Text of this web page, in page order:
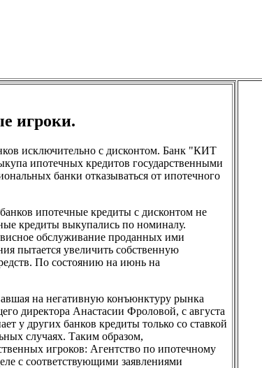
игроки.
исключительно с дисконтом. Банк "КИТ
ипотечных кредитов государственными
банки отказываться от ипотечного
ипотечные кредиты с дисконтом не
кредиты выкупались по номиналу.
обслуживание проданных ими
пытается увеличить собственную
По состоянию на июнь на
на негативную конъюнктуру рынка
директора Анастасии Фроловой, с августа
у других банков кредиты только со ставкой
случаях. Таким образом,
игроков: Агентство по ипотечному
с соответствующими заявлениями